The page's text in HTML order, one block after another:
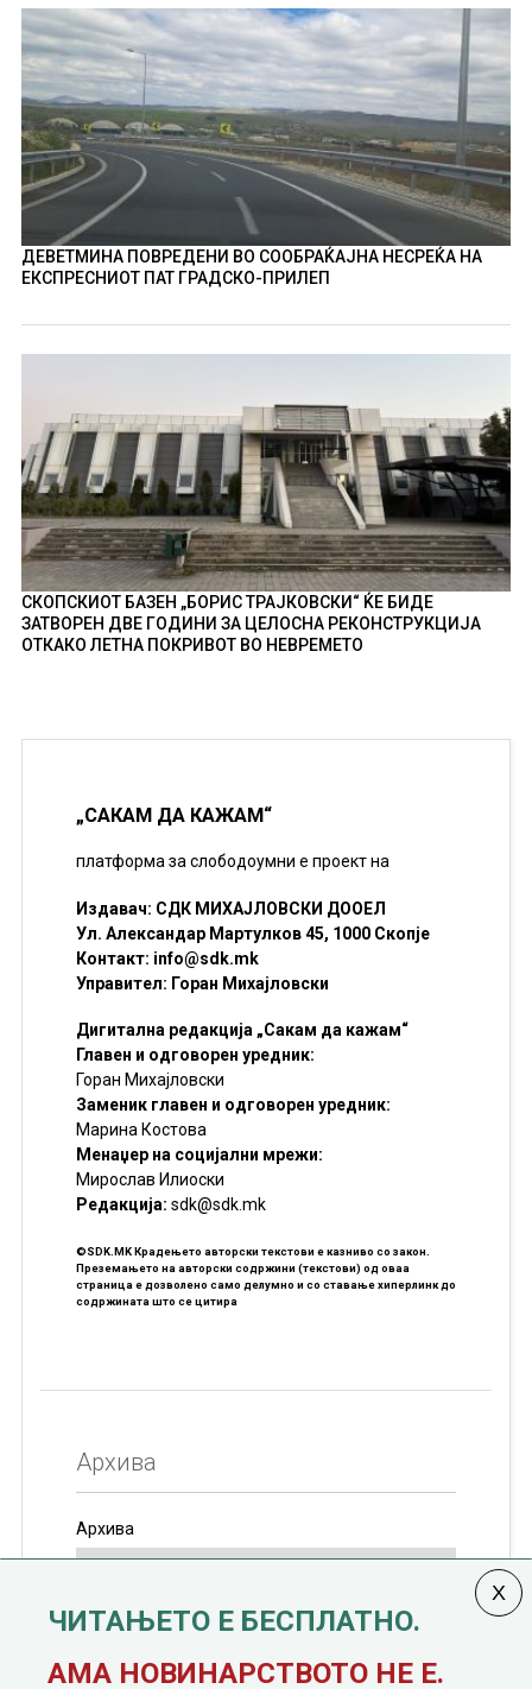
ДЕВЕТМИНА ПОВРЕДЕНИ ВО СООБРАЌАЈНА НЕСРЕЌА НА
ЕКСПРЕСНИОТ ПАТ ГРАДСКО-ПРИЛЕП
СКОПСКИОТ БАЗЕН „БОРИС ТРАЈКОВСКИ“ ЌЕ БИДЕ
ЗАТВОРЕН ДВЕ ГОДИНИ ЗА ЦЕЛОСНА РЕКОНСТРУКЦИЈА
ОТКАКО ЛЕТНА ПОКРИВОТ ВО НЕВРЕМЕТО
„САКАМ ДА КАЖАМ“
платформа за слободоумни е проект на
Издавач: СДК МИХАЈЛОВСКИ ДООЕЛ
Ул. Александар Мартулков 45, 1000 Скопје
Контакт: info@sdk.mk
Управител: Горан Михајловски
Дигитална редакција „Сакам да кажам“
Главен и одговорен уредник:
Горан Михајловски
Заменик главен и одговорен уредник:
Марина Костова
Менаџер на социјални мрежи:
Мирослав Илиоски
Редакцијa: sdk@sdk.mk
©SDK.MK Крадењето авторски текстови е казниво со закон.
Преземањето на авторски содржини (текстови) од оваа
страница е дозволено само делумно и со ставање хиперлинк до
содржината што се цитира
Архива
Архива
јануари, 1991 година
ЧИТАЊЕТО Е БЕСПЛАТНО.
АМА НОВИНАРСТВОТО НЕ Е.